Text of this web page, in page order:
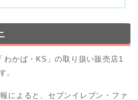
わかば・KS」の取り扱い販売店1
。
によると、セブンイレブン・ファ